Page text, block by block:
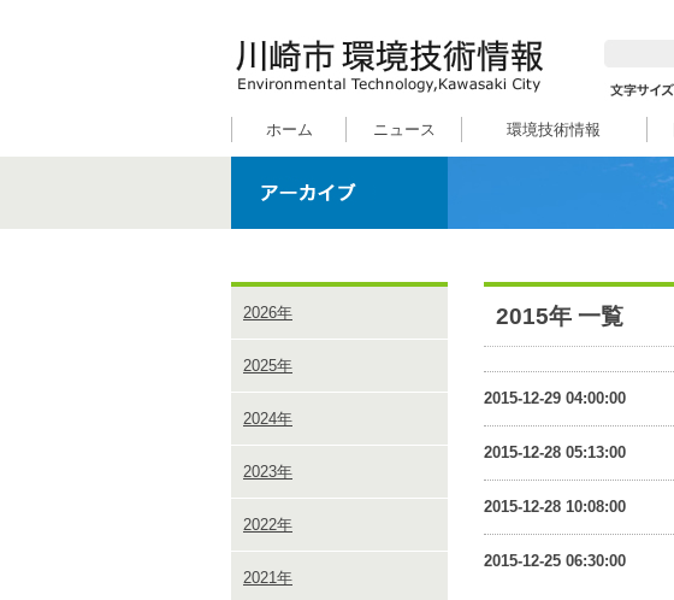
ホーム ニュース 環境技術情報
2026年
2025年
2024年
2023年
2022年
2021年
2015年 一覧
2015-12-29 04:00:00
2015-12-28 05:13:00
2015-12-28 10:08:00
2015-12-25 06:30:00